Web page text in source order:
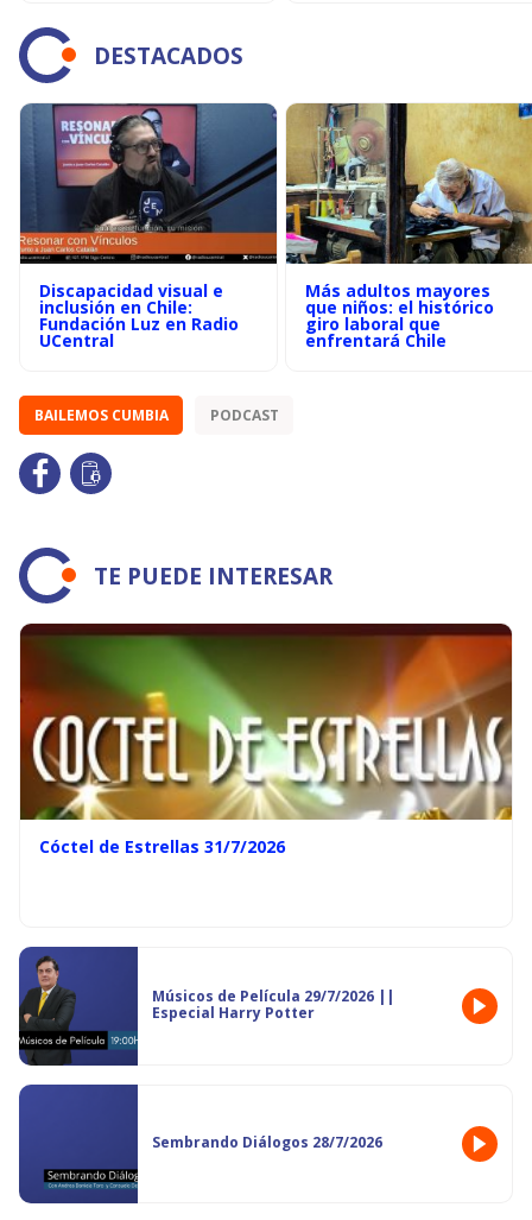
DESTACADOS
Discapacidad visual e
inclusión en Chile:
Fundación Luz en Radio
UCentral
Más adultos mayores
que niños: el histórico
giro laboral que
enfrentará Chile
BAILEMOS CUMBIA PODCAST
TE PUEDE INTERESAR
Cóctel de Estrellas 31/7/2026
Músicos de Película 29/7/2026 ||
Especial Harry Potter
Sembrando Diálogos 28/7/2026